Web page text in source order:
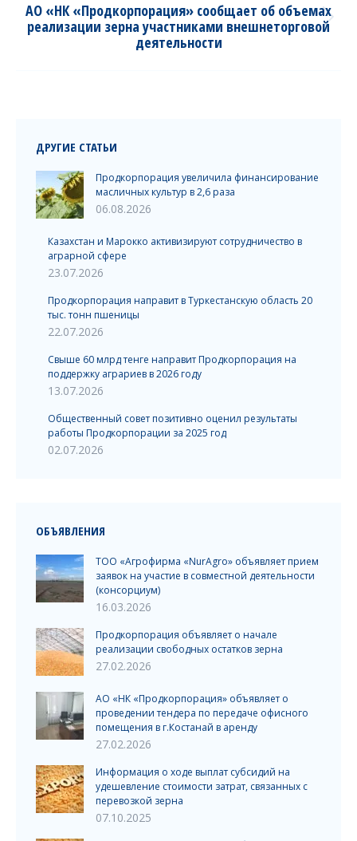
Next
post:
АО «НК «Продкорпорация» сообщает об объемах
реализации зерна участниками внешнеторговой
деятельности
ДРУГИЕ СТАТЬИ
Продкорпорация увеличила финансирование
масличных культур в 2,6 раза
06.08.2026
Казахстан и Марокко активизируют сотрудничество в
аграрной сфере
23.07.2026
Продкорпорация направит в Туркестанскую область 20
тыс. тонн пшеницы
22.07.2026
Свыше 60 млрд тенге направит Продкорпорация на
поддержку аграриев в 2026 году
13.07.2026
Общественный совет позитивно оценил результаты
работы Продкорпорации за 2025 год
02.07.2026
ОБЪЯВЛЕНИЯ
ТОО «Агрофирма «NurAgro» объявляет прием
заявок на участие в совместной деятельности
(консорциум)
16.03.2026
Продкорпорация объявляет о начале
реализации свободных остатков зерна
27.02.2026
АО «НК «Продкорпорация» объявляет о
проведении тендера по передаче офисного
помещения в г.Костанай в аренду
27.02.2026
Информация о ходе выплат субсидий на
удешевление стоимости затрат, связанных с
перевозкой зерна
07.10.2025